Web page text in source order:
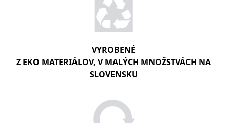
VYROBENÉ
Z EKO MATERIÁLOV, V MALÝCH MNOŽSTVÁCH NA
SLOVENSKU